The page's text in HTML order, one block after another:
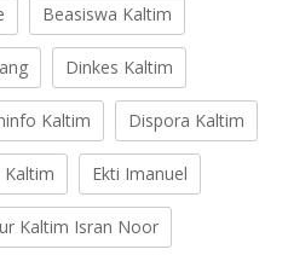
Beasiswa Kaltim
Dinkes Kaltim
Kaltim Dispora Kaltim
Kaltim Ekti Imanuel
Kaltim Isran Noor